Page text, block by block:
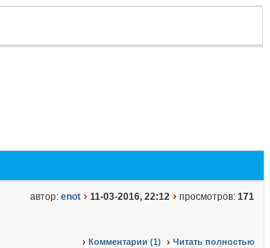
автор: enot 11-03-2016, 22:12 просмотров: 171
Комментарии (1) Читать полностью